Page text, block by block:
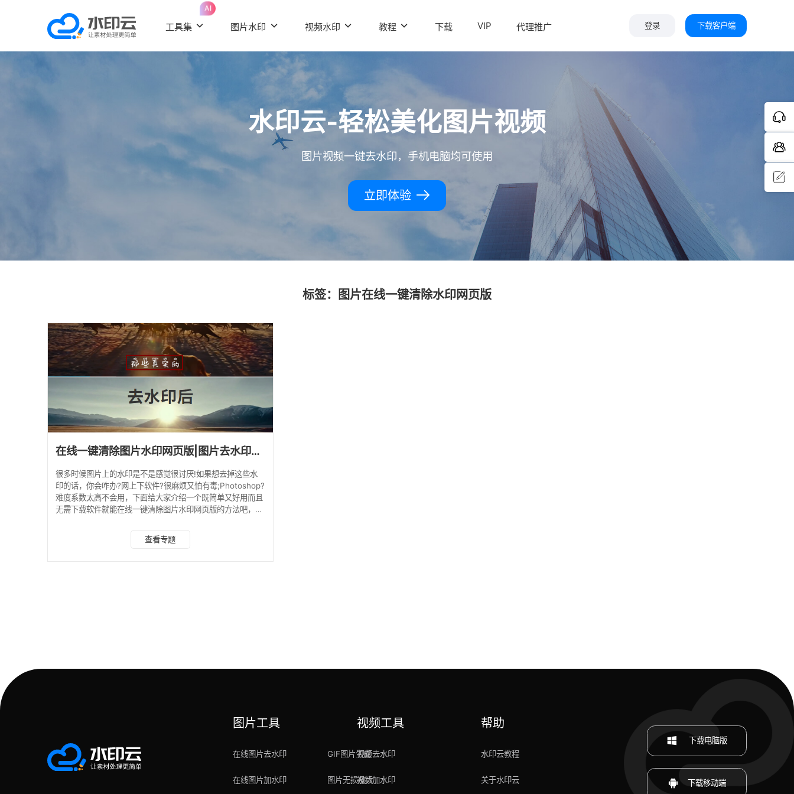
工具集
AI
图片水印 视频水印 教程 下载 VIP 代理推广 登录 下载客户端
水印云-轻松美化图片视频
图片视频一键去水印，手机电脑均可使用
立即体验
标签：图片在线一键清除水印网页版
在线一键清除图片水印网页版|图片去水印官网
很多时候图片上的水印是不是感觉很讨厌!如果想去掉这些水
印的话，你会咋办?网上下软件?很麻烦又怕有毒;Photoshop?
难度系数太高不会用，下面给大家介绍一个既简单又好用而且
无需下载软件就能在线一键清除图片水印网页版的方法吧，我
索水印云进入官网找到图片去水印轻松移除照片中多余的物
查看专题
图片工具
在线图片去水印
在线图片加水印
GIF图片生成
图片无损放大
视频工具
视频去水印
视频加水印
帮助
水印云教程
关于水印云
下载电脑版
下载移动端